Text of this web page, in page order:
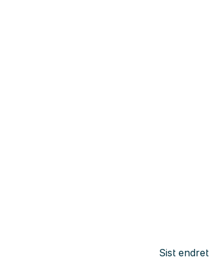
Sist endret